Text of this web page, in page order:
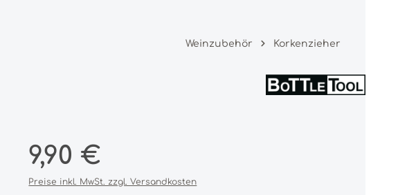
Weinzubehör Korkenzieher
Regulärer Preis:
9,90 €
Preise inkl. MwSt. zzgl. Versandkosten